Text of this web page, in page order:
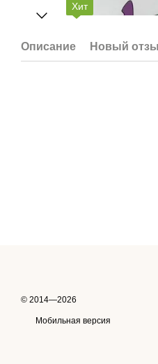
Хит
Описание Новый
© 2014—2026
Мобильная версия